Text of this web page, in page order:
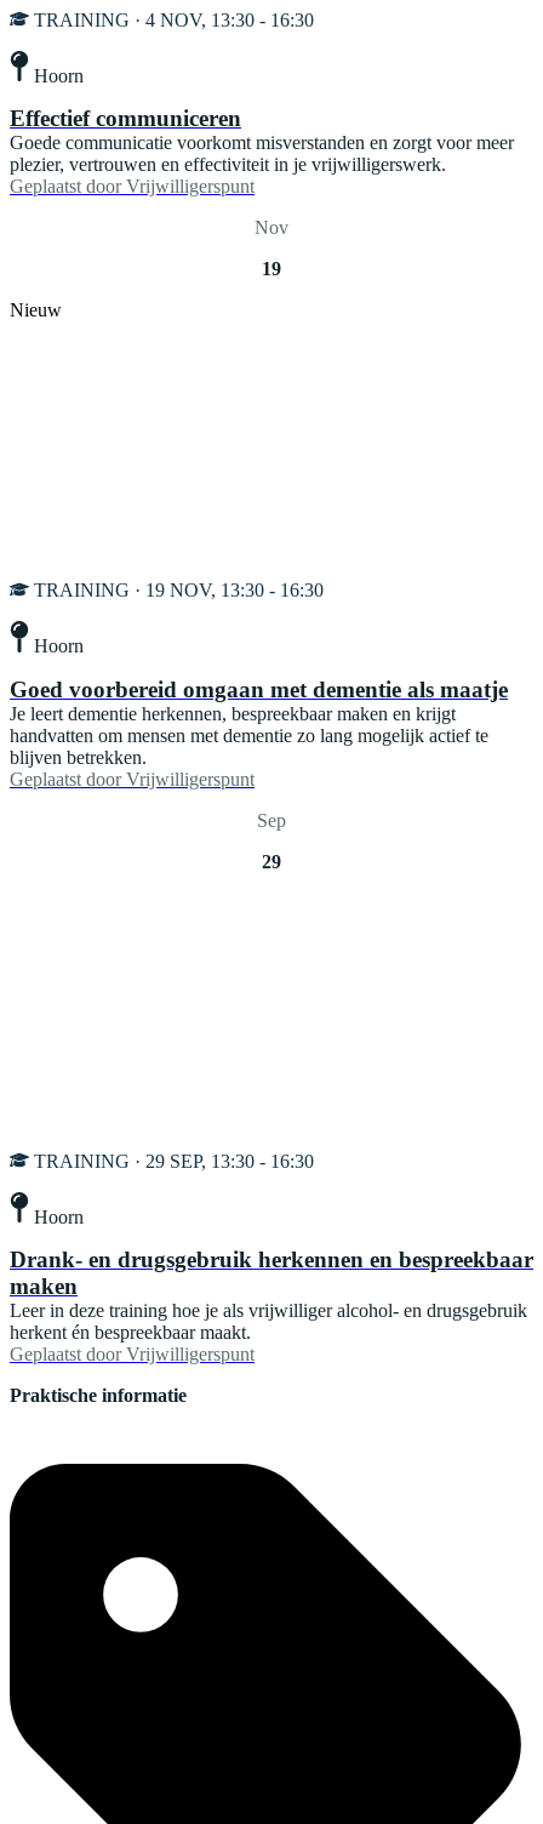
TRAINING · 4 NOV, 13:30 - 16:30
Hoorn
Effectief communiceren
Goede communicatie voorkomt misverstanden en zorgt voor meer
plezier, vertrouwen en effectiviteit in je vrijwilligerswerk.
Geplaatst door Vrijwilligerspunt
Nov
19
Nieuw
TRAINING · 19 NOV, 13:30 - 16:30
Hoorn
Goed voorbereid omgaan met dementie als maatje
Je leert dementie herkennen, bespreekbaar maken en krijgt
handvatten om mensen met dementie zo lang mogelijk actief te
blijven betrekken.
Geplaatst door Vrijwilligerspunt
Sep
29
TRAINING · 29 SEP, 13:30 - 16:30
Hoorn
Drank- en drugsgebruik herkennen en bespreekbaar
maken
Leer in deze training hoe je als vrijwilliger alcohol- en drugsgebruik
herkent én bespreekbaar maakt.
Geplaatst door Vrijwilligerspunt
Praktische informatie